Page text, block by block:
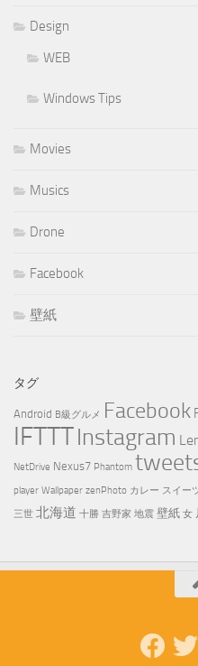
Design
WEB
Windows Tips
Movies
Musics
Drone
Facebook
壁紙
タグ
Android B級グルメ Facebook
IFTTTInstagram
NetDrive Nexus7 Phantom
player Wallpaper zenPhoto カレー スイー
三世 北海道 十勝 吉野家 地震 壁紙 女